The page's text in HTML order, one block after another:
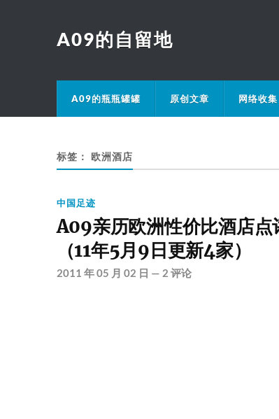
A09的自留地
A09的瓶瓶罐罐 原创文章 网络收集
标签： 欧洲酒店
中国足迹
A09亲历欧洲性价比酒店点
（11年5月9日更新4家）
2011 年 05 月 02 日 — 2 评论